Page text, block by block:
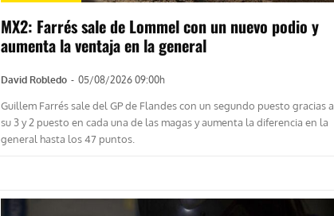
MX2: Farrés sale de Lommel con un nuevo podio y
aumenta la ventaja en la general
David Robledo - 05/08/2026 09:00h
Guillem Farrés sale del GP de Flandes con un segundo puesto gracias a
su 3 y 2 puesto en cada una de las magas y aumenta la diferencia en la
general hasta los 47 puntos.